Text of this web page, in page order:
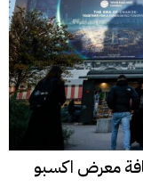
معرض اكسبو